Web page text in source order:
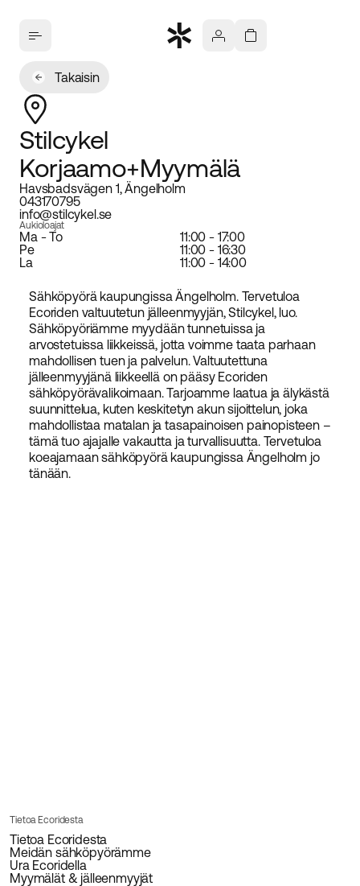
Takaisin
Stilcykel
Korjaamo+Myymälä
Havsbadsvägen 1, Ängelholm
043170795
info@stilcykel.se
Aukioloajat
Ma - To
11:00 - 17:00
Pe
11:00 - 16:30
La
11:00 - 14:00
Sähköpyörä kaupungissa Ängelholm. Tervetuloa
Ecoriden valtuutetun jälleenmyyjän, Stilcykel, luo.
Sähköpyöriämme myydään tunnetuissa ja
arvostetuissa liikkeissä, jotta voimme taata parhaan
mahdollisen tuen ja palvelun. Valtuutettuna
jälleenmyyjänä liikkeellä on pääsy Ecoriden
sähköpyörävalikoimaan. Tarjoamme laatua ja älykästä
suunnittelua, kuten keskitetyn akun sijoittelun, joka
mahdollistaa matalan ja tasapainoisen painopisteen –
tämä tuo ajajalle vakautta ja turvallisuutta. Tervetuloa
koeajamaan sähköpyörä kaupungissa Ängelholm jo
tänään.
Tietoa Ecoridesta
Tietoa Ecoridesta
Meidän sähköpyörämme
Ura Ecoridella
Myymälät & jälleenmyyjät